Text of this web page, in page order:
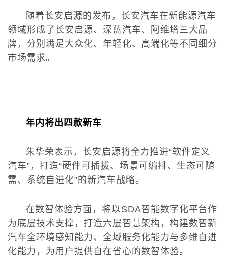
随着长安启源的发布，长安汽车在新能源汽车
领域形成了长安启源、深蓝汽车、阿维塔三大品
牌，分别满足大众化、年轻化、高端化等不同细分
市场需求。
年内将出四款新车
朱华荣表示，长安启源将全力推进“软件定义
汽车”，打造“硬件可插拔、场景可编排、生态可随
需、系统自进化”的新汽车战略。
在数智体验方面，将以SDA智能数字化平台作
为底层技术支撑，打造六层智慧架构，构建数智新
汽车全环境感知能力、全域服务化能力与多维自进
化能力，为用户提供自在省心的数智体验。